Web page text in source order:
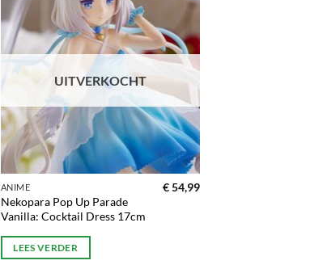
Toevoegen
aan
verlanglijst
UITVERKOCHT
ANIME
Nekopara Pop Up Parade
Vanilla: Cocktail Dress 17cm
€54,99
LEES VERDER